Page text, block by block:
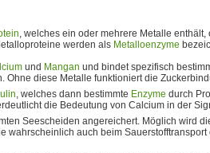
, welches ein oder mehrere Metalle
werden als Metalloenzyme
und Mangan und bindet spezifisch
Ohne diese Metalle funktioniert die
, welches dann bestimmte Enzyme durch
die Bedeutung von Calcium in der
Seescheiden angereichert. Möglich wird
wahrscheinlich auch beim